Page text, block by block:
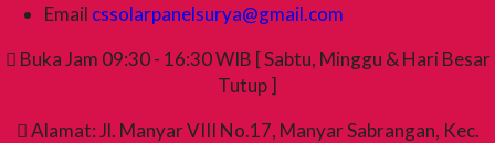
Email cssolarpanelsurya@gmail.com
Buka Jam 09:30 - 16:30 WIB [ Sabtu, Minggu & Hari Besar
Tutup ]
Alamat: Jl. Manyar VIII No.17, Manyar Sabrangan, Kec.